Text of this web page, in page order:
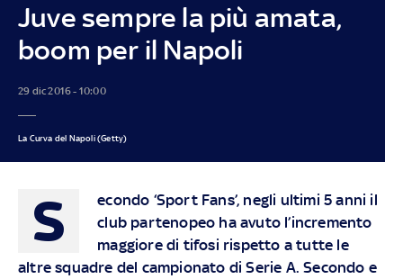
Juve sempre la più amata,
boom per il Napoli
29 dic 2016 - 10:00
La Curva del Napoli (Getty)
S
econdo ‘Sport Fans’, negli ultimi 5 anni il
club partenopeo ha avuto l’incremento
maggiore di tifosi rispetto a tutte le
altre squadre del campionato di Serie A. Secondo e